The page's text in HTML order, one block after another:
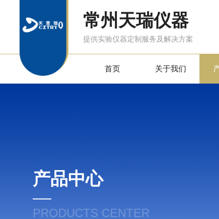
常州天瑞仪器
提供实验仪器定制服务及解决方案
首页 关于我们
产品中心
PRODUCTS CENTER